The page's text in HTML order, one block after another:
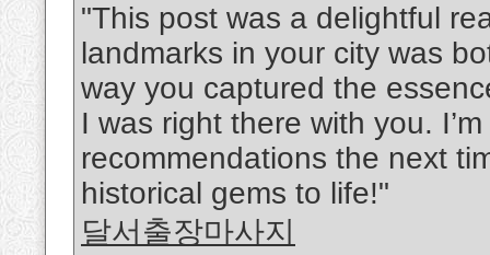
"This post was a delightful
landmarks in your city was
way you captured the
I was right there with you.
recommendations the next
historical gems to life!"
달서출장마사지